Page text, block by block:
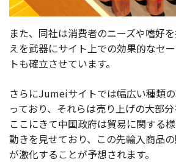
また、同社は消費者のニーズや嗜好
えを武器にサイト上での効果的なセ
トも確立させています。
さらにJumeiサイトでは幅広い種類
っており、それらは売り上げの大部分
ここにきて中国政府は貿易に関する
動きを見せており、この先輸入商品
が激化することが予想されます。